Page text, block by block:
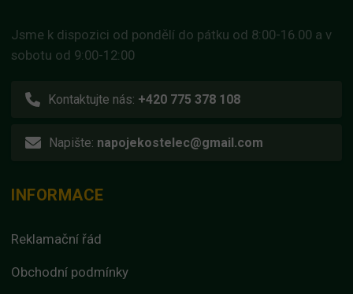
Jsme k dispozici od pondělí do pátku od 8:00-16.00 a v
sobotu od 9:00-12:00
Kontaktujte nás: +420 775 378 108
Napište: napojekostelec@gmail.com
INFORMACE
Reklamační řád
Obchodní podmínky